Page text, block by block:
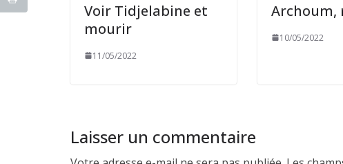
Voir Tidjelabine et
mourir
11/05/2022
Archoum,
10/05/2022
Laisser un commentaire